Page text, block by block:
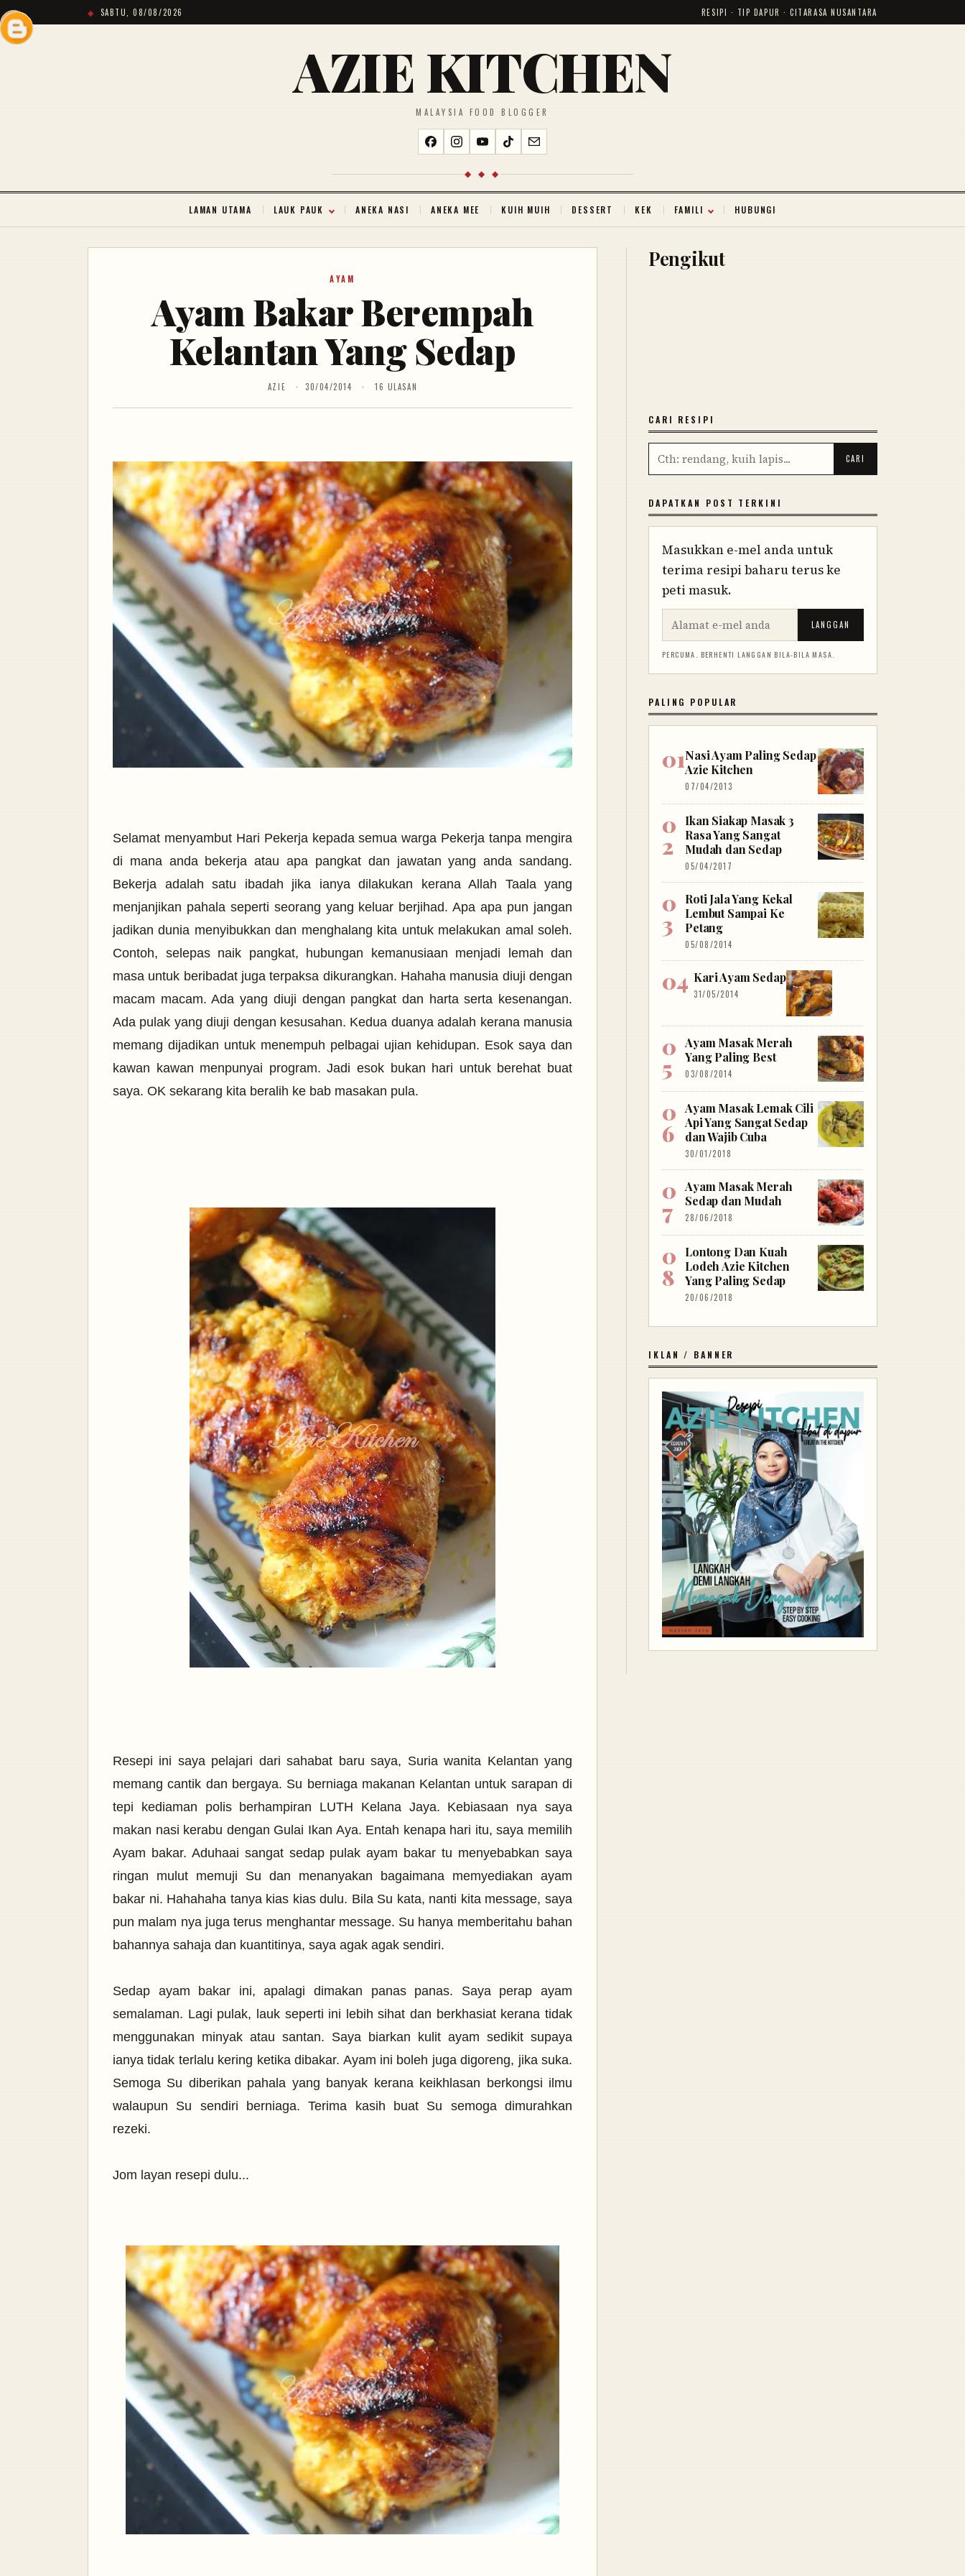
SABTU, 08/08/2026 RESIPI · TIP DAPUR · CITARASA NUSANTARA
AZIE KITCHEN
MALAYSIA FOOD BLOGGER
◆ ◆ ◆
LAMAN UTAMA LAUK PAUK ANEKA NASI ANEKA MEE KUIH MUIH DESSERT KEK FAMILI HUBUNGI
AYAM
Ayam Bakar Berempah
Kelantan Yang Sedap
AZIE 30/04/2014 16 ULASAN
Selamat menyambut Hari Pekerja kepada semua warga Pekerja tanpa mengira
di mana anda bekerja atau apa pangkat dan jawatan yang anda sandang.
Bekerja adalah satu ibadah jika ianya dilakukan kerana Allah Taala yang
menjanjikan pahala seperti seorang yang keluar berjihad. Apa apa pun jangan
jadikan dunia menyibukkan dan menghalang kita untuk melakukan amal soleh.
Contoh, selepas naik pangkat, hubungan kemanusiaan menjadi lemah dan
masa untuk beribadat juga terpaksa dikurangkan. Hahaha manusia diuji dengan
macam macam. Ada yang diuji dengan pangkat dan harta serta kesenangan.
Ada pulak yang diuji dengan kesusahan. Kedua duanya adalah kerana manusia
memang dijadikan untuk menempuh pelbagai ujian kehidupan. Esok saya dan
kawan kawan menpunyai program. Jadi esok bukan hari untuk berehat buat
saya. OK sekarang kita beralih ke bab masakan pula.
Resepi ini saya pelajari dari sahabat baru saya, Suria wanita Kelantan yang
memang cantik dan bergaya. Su berniaga makanan Kelantan untuk sarapan di
tepi kediaman polis berhampiran LUTH Kelana Jaya. Kebiasaan nya saya
makan nasi kerabu dengan Gulai Ikan Aya. Entah kenapa hari itu, saya memilih
Ayam bakar. Aduhaai sangat sedap pulak ayam bakar tu menyebabkan saya
ringan mulut memuji Su dan menanyakan bagaimana memyediakan ayam
bakar ni. Hahahaha tanya kias kias dulu. Bila Su kata, nanti kita message, saya
pun malam nya juga terus menghantar message. Su hanya memberitahu bahan
bahannya sahaja dan kuantitinya, saya agak agak sendiri.
Sedap ayam bakar ini, apalagi dimakan panas panas. Saya perap ayam
semalaman. Lagi pulak, lauk seperti ini lebih sihat dan berkhasiat kerana tidak
menggunakan minyak atau santan. Saya biarkan kulit ayam sedikit supaya
ianya tidak terlalu kering ketika dibakar. Ayam ini boleh juga digoreng, jika suka.
Semoga Su diberikan pahala yang banyak kerana keikhlasan berkongsi ilmu
walaupun Su sendiri berniaga. Terima kasih buat Su semoga dimurahkan
rezeki.
Jom layan resepi dulu...
Pengikut
CARI RESIPI
DAPATKAN POST TERKINI
Masukkan e-mel anda untuk
terima resipi baharu terus ke
peti masuk.
LANGGAN
PERCUMA. BERHENTI LANGGAN BILA-BILA MASA.
PALING POPULAR
Nasi Ayam Paling Sedap
Azie Kitchen
07/04/2013
Ikan Siakap Masak 3
Rasa Yang Sangat
Mudah dan Sedap
05/04/2017
Roti Jala Yang Kekal
Lembut Sampai Ke
Petang
05/08/2014
Kari Ayam Sedap
31/05/2014
Ayam Masak Merah
Yang Paling Best
03/08/2014
Ayam Masak Lemak Cili
Api Yang Sangat Sedap
dan Wajib Cuba
30/01/2018
Ayam Masak Merah
Sedap dan Mudah
28/06/2018
Lontong Dan Kuah
Lodeh Azie Kitchen
Yang Paling Sedap
20/06/2018
IKLAN / BANNER